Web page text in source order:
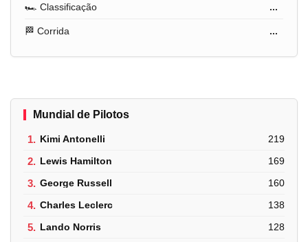
🏎️ Classificação ...
🏁 Corrida ...
Mundial de Pilotos
1. Kimi Antonelli 219
2. Lewis Hamilton 169
3. George Russell 160
4. Charles Leclerc 138
5. Lando Norris 128